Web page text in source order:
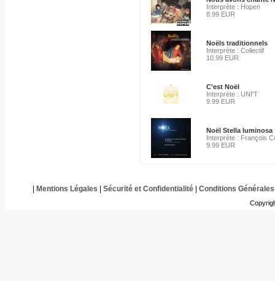
Interprète : Hopen
8.99 EUR
Noëls traditionnels
Interprète : Collectif
10.99 EUR
C'est Noël
Interprète : UNI'T
9.99 EUR
Noël Stella luminosa
Interprète : François
9.99 EUR
Mentions Légales Sécurité et Confidentialité| Conditions Générales